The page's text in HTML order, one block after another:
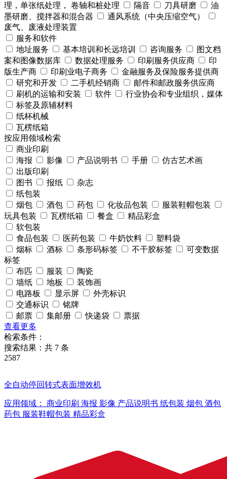
理，单张纸处理， 卷轴和桩处理
隔音 刀具研磨
油
墨研磨、搅拌器和混合器
通风系统（中央压缩空气）
废气、废液处理装置
服务和软件
地址服务
基本培训和长远培训 咨询服务
图文档
案和图像数据库
数据处理服务 印刷服务供应商
印
版生产商
印刷业电子商务
金融服务及保险服务提供商
研究和开发
二手机经销商
邮件和邮政服务供应商
刷机的运输和安装
软件
行业协会和专业组织，媒体
标签及原辅材料
纸杯机械
瓦楞纸箱
按应用领域检索
商业印刷
海报
影像 产品说明书 手册
仿古艺术画
出版印刷
图书
报纸
杂志
纸包装
烟包
酒包 药包 化妆品包装
服装鞋帽包装
玩具包装
瓦楞纸箱 餐盒
精品彩盒
软包装
食品包装
医药包装 牛奶饮料
塑料袋
烟标
酒标 条形码标签 不干胶标签
可变数据
标签
布匹
服装
陶瓷
墙纸
地板
装饰画
电路板
显示屏
外壳标识
交通标识
铭牌
邮票
集邮册 快递袋
票据
查看更多
检索条件：
搜索结果：共 7 条
2587
全自动停回转式表面增效机
应用领域： 商业印刷 海报 影像 产品说明书 纸包装 烟包 酒包
药包 服装鞋帽包装 精品彩盒